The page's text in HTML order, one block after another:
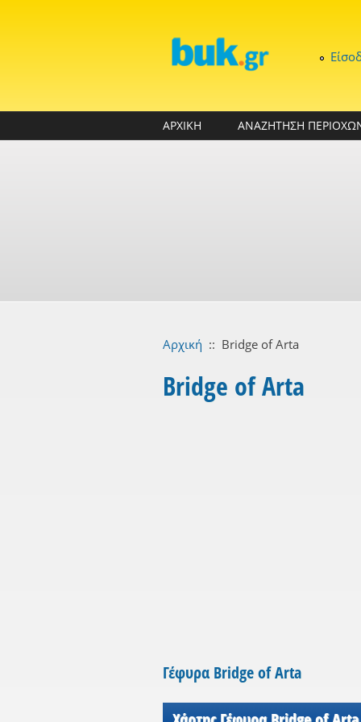
ΑΡΧΙΚΗ ΑΝΑΖΗΤΗΣΗ
Αρχική :: Bridge of Arta
Bridge of Arta
Γέφυρα Bridge of Arta